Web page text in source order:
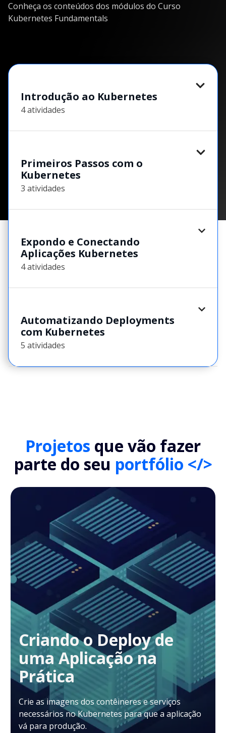
Conheça os conteúdos dos módulos do Curso
Kubernetes Fundamentals
Introdução ao Kubernetes
4 atividades
Primeiros Passos com o
Kubernetes
3 atividades
Expondo e Conectando
Aplicações Kubernetes
4 atividades
Automatizando Deployments
com Kubernetes
5 atividades
Projetos que vão fazer
parte do seu portfólio </>
Criando o Deploy de
uma Aplicação na
Prática
Crie as imagens dos contêineres e serviços
necessários no Kubernetes para que a aplicação
vá para produção.